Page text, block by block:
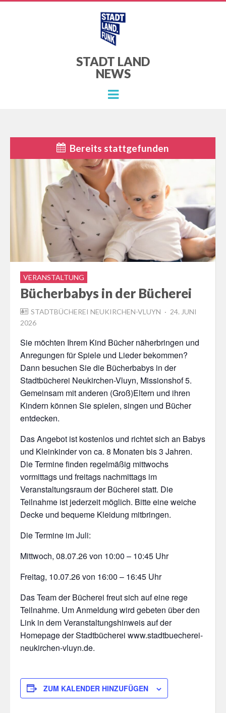
STADT LAND
NEWS
Menu
Bereits stattgefunden
VERANSTALTUNG
Bücherbabys in der Bücherei
STADTBÜCHEREI NEUKIRCHEN-VLUYN
POSTED
24. JUNI
2026
Sie möchten Ihrem Kind Bücher näherbringen und
Anregungen für Spiele und Lieder bekommen?
Dann besuchen Sie die Bücherbabys in der
Stadtbücherei Neukirchen-Vluyn, Missionshof 5.
Gemeinsam mit anderen (Groß)Eltern und ihren
Kindern können Sie spielen, singen und Bücher
entdecken.
Das Angebot ist kostenlos und richtet sich an Babys
und Kleinkinder von ca. 8 Monaten bis 3 Jahren.
Die Termine finden regelmäßig mittwochs
vormittags und freitags nachmittags im
Veranstaltungsraum der Bücherei statt. Die
Teilnahme ist jederzeit möglich. Bitte eine weiche
Decke und bequeme Kleidung mitbringen.
Die Termine im Juli:
Mittwoch, 08.07.26 von 10:00 – 10:45 Uhr
Freitag, 10.07.26 von 16:00 – 16:45 Uhr
Das Team der Bücherei freut sich auf eine rege
Teilnahme. Um Anmeldung wird gebeten über den
Link in dem Veranstaltungshinweis auf der
Homepage der Stadtbücherei www.stadtbuecherei-
neukirchen-vluyn.de.
ZUM KALENDER HINZUFÜGEN